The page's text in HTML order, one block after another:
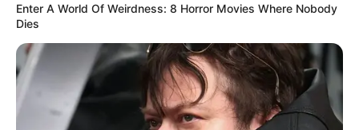
Zu den schönsten Ausflugszielen in Deutschlandgehören
auch die
schönsten Städtesowie einmalige und
unverwechselbare Sehenswürdigkeiten
.
Enter A World Of Weirdness: 8 Horror Movies Where Nobody
Dies